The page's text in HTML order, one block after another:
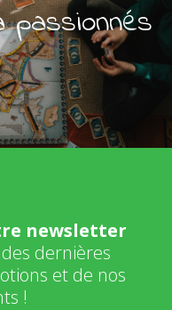
newsletter
dernières
et de nos
!